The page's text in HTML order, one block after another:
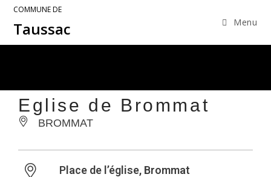
COMMUNE DE
Taussac Menu
Eglise de Brommat
BROMMAT
Place de l’église, Brommat